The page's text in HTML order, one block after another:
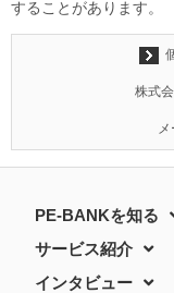
することがあります。
株式
メ
PE-BANKを知る
サービス紹介
インタビュー